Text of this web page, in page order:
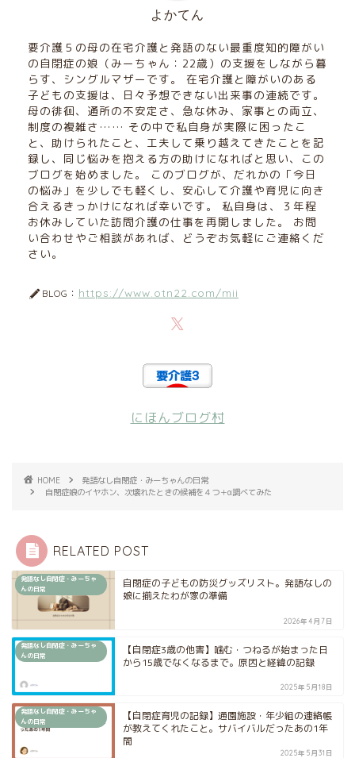
よかてん
要介護５の母の在宅介護と発語のない最重度知的障がい
の自閉症の娘（みーちゃん：22歳）の支援をしながら暮
らす、シングルマザーです。 在宅介護と障がいのある
子どもの支援は、日々予想できない出来事の連続です。
母の徘徊、通所の不安定さ、急な休み、家事との両立、
制度の複雑さ…… その中で私自身が実際に困ったこ
と、助けられたこと、工夫して乗り越えてきたことを記
録し、同じ悩みを抱える方の助けになればと思い、この
ブログを始めました。 このブログが、だれかの「今日
の悩み」を少しでも軽くし、安心して介護や育児に向き
合えるきっかけになれば幸いです。 私自身は、３年程
お休みしていた訪問介護の仕事を再開しました。 お問
い合わせやご相談があれば、どうぞお気軽にご連絡くだ
さい。
BLOG： https://www.otn22.com/mii
にほんブログ村
HOME
発語なし自閉症・みーちゃんの日常
自閉症娘のイヤホン、次壊れたときの候補を４つ＋α調べてみた
RELATED POST
発語なし自閉症・みーちゃ
んの日常
自閉症の子どもの防災グッズリスト。発語なしの
娘に揃えたわが家の準備
2026年4月7日
発語なし自閉症・みーちゃ
んの日常
【自閉症3歳の他害】噛む・つねるが始まった日
から15歳でなくなるまで。原因と経緯の記録
2025年5月18日
発語なし自閉症・みーちゃ
んの日常
【自閉症育児の記録】通園施設・年少組の連絡帳
が教えてくれたこと。サバイバルだったあの1年
間
2025年5月31日